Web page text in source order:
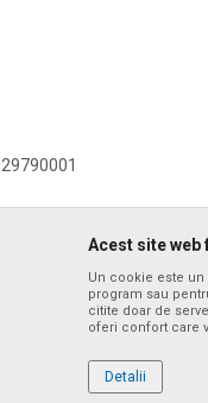
înseamnă că sunt
Acest site
Un cookie este un
program sau
citite doar de
oferi confort care
Detalii